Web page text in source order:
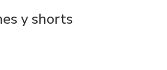
y shorts